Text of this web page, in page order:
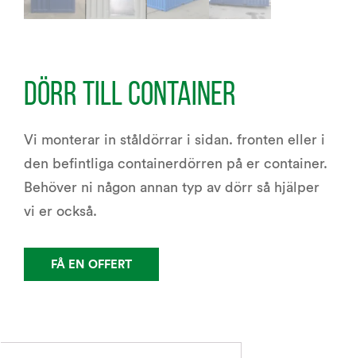
DÖRR TILL CONTAINER
Vi monterar in ståldörrar i sidan. fronten eller i
den befintliga containerdörren på er container.
Behöver ni någon annan typ av dörr så hjälper
vi er också.
FÅ EN OFFERT